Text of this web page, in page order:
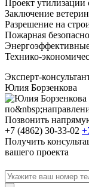
Проект
Заключение
Разрешение на
Пожарная
Технико-
Эксперт-
Юлия Борзенкова
Позвонить
+7 (4862) 30-33-02
Получить
вашего проекта